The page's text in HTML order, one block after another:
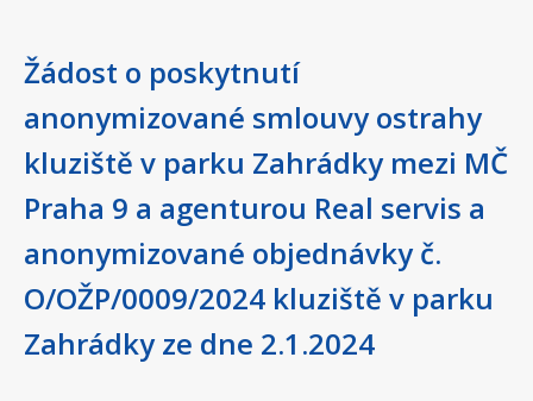
Žádost o poskytnutí
anonymizované smlouvy ostrahy
kluziště v parku Zahrádky mezi MČ
Praha 9 a agenturou Real servis a
anonymizované objednávky č.
O/OŽP/0009/2024 kluziště v parku
Zahrádky ze dne 2.1.2024